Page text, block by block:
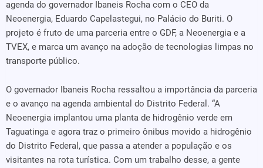
agenda do governador Ibaneis Rocha com o CEO da
Neoenergia, Eduardo Capelastegui, no Palácio do Buriti. O
projeto é fruto de uma parceria entre o GDF, a Neoenergia e a
TVEX, e marca um avanço na adoção de tecnologias limpas no
transporte público.
O governador Ibaneis Rocha ressaltou a importância da parceria
e o avanço na agenda ambiental do Distrito Federal. “A
Neoenergia implantou uma planta de hidrogênio verde em
Taguatinga e agora traz o primeiro ônibus movido a hidrogênio
do Distrito Federal, que passa a atender a população e os
visitantes na rota turística. Com um trabalho desse, a gente